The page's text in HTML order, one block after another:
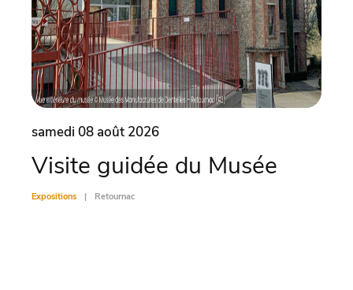
samedi 08 août 2026
Visite guidée du Musée
Expositions Retournac